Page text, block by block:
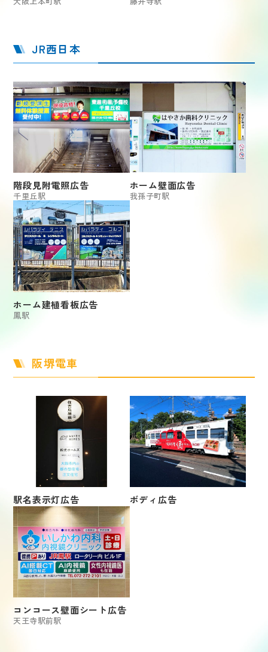
JR西日本
階段見附電照広告
千里丘駅
ホーム壁面広告
我孫子町駅
ホーム建植看板広告
鳳駅
阪堺電車
駅名表示灯広告 ボディ広告
コンコース壁面シート広告
天王寺駅前駅